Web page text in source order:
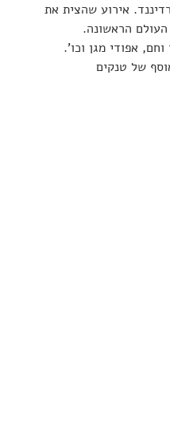
אירוע שהצית את
הראשונה.
אפודי מגן וכו'.
של טנקים